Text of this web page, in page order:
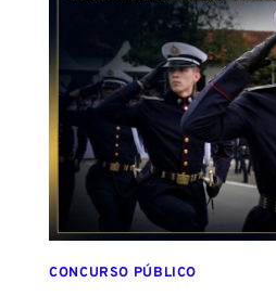
POLICIAL?
DESCUBRA
AS
NOVAS
REGRAS!
ALTURA
MÍNIMA
PARA
CONCURSO
POLICIAL:
CONCURSO PÚBLICO